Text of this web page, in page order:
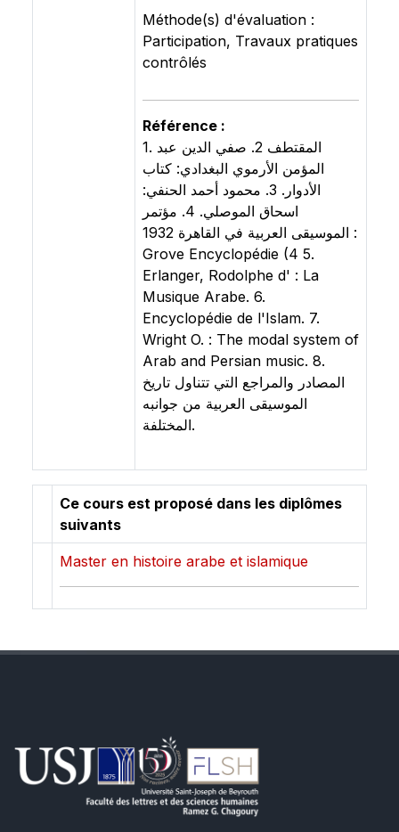
Méthode(s) d'évaluation :
Participation, Travaux pratiques
contrôlés
Référence :
1. المقتطف 2. صفي الدين عبد
المؤمن الأرموي البغدادي: كتاب
الأدوار. 3. محمود أحمد الحنفي:
اسحاق الموصلي. 4. مؤتمر
الموسيقى العربية في القاهرة 1932 :
Grove Encyclopédie (4 5.
Erlanger, Rodolphe d' : La
Musique Arabe. 6.
Encyclopédie de l'Islam. 7.
Wright O. : The modal system of
Arab and Persian music. 8.
المصادر والمراجع التي تتناول تاريخ
الموسيقى العربية من جوانبه
المختلفة.
Ce cours est proposé dans les diplômes
suivants
Master en histoire arabe et islamique